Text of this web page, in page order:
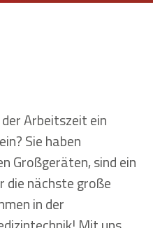
Arbeitszeit ein
Sie haben
Großgeräten, sind ein
nächste große
in der